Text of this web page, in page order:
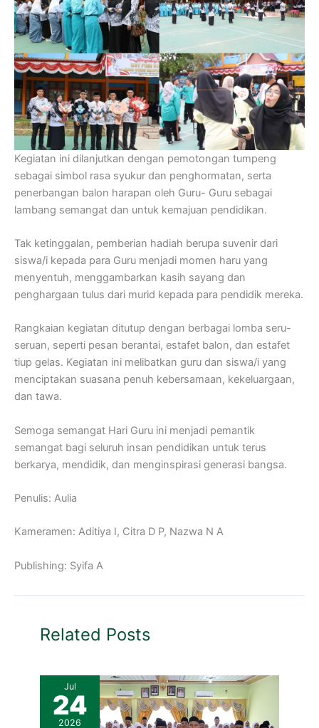
Kegiatan ini dilanjutkan dengan pemotongan tumpeng
sebagai simbol rasa syukur dan penghormatan, serta
penerbangan balon harapan oleh Guru- Guru sebagai
lambang semangat dan untuk kemajuan pendidikan.
Tak ketinggalan, pemberian hadiah berupa suvenir dari
siswa/i kepada para Guru menjadi momen haru yang
menyentuh, menggambarkan kasih sayang dan
penghargaan tulus dari murid kepada para pendidik mereka.
Rangkaian kegiatan ditutup dengan berbagai lomba seru-
seruan, seperti pesan berantai, estafet balon, dan estafet
tiup gelas. Kegiatan ini melibatkan guru dan siswa/i yang
menciptakan suasana penuh kebersamaan, kekeluargaan,
dan tawa.
Semoga semangat Hari Guru ini menjadi pemantik
semangat bagi seluruh insan pendidikan untuk terus
berkarya, mendidik, dan menginspirasi generasi bangsa.
Penulis: Aulia
Kameramen: Aditiya I, Citra D P, Nazwa N A
Publishing: Syifa A
Related Posts
Jul
24
2026